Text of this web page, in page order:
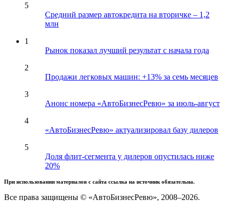
5
Средний размер автокредита на вторичке – 1,2
млн
1
Рынок показал лучший результат с начала года
2
Продажи легковых машин: +13% за семь месяцев
3
Анонс номера «АвтоБизнесРевю» за июль-август
4
«АвтоБизнесРевю» актуализировал базу дилеров
5
Доля флит-сегмента у дилеров опустилась ниже
20%
При использовании материалов с сайта ссылка на источник обязательна.
Все права защищены © «АвтоБизнесРевю», 2008–2026.